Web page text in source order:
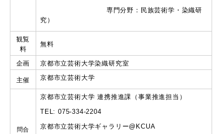
専門分野：民族芸術学・染織研
究）
観覧
料
無料
企画 京都市立芸術大学染織研究室
主催 京都市立芸術大学
問合
京都市立芸術大学 連携推進課（事業推進担当）
TEL: 075-334-2204
京都市立芸術大学ギャラリー@KCUA